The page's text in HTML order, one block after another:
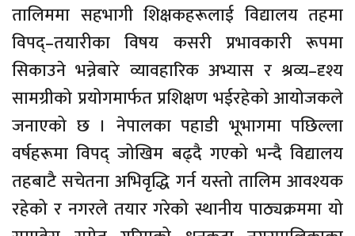
तालिममा सहभागी शिक्षकहरूलाई विद्यालय तहमा
विपद्–तयारीका विषय कसरी प्रभावकारी रूपमा
सिकाउने भन्नेबारे व्यावहारिक अभ्यास र श्रव्य–दृश्य
सामग्रीको प्रयोगमार्फत प्रशिक्षण भईरहेको आयोजकले
जनाएको छ । नेपालका पहाडी भूभागमा पछिल्ला
वर्षहरूमा विपद् जोखिम बढ्दै गएको भन्दै विद्यालय
तहबाटै सचेतना अभिवृद्धि गर्न यस्तो तालिम आवश्यक
रहेको र नगरले तयार गरेको स्थानीय पाठ्यक्रममा यो